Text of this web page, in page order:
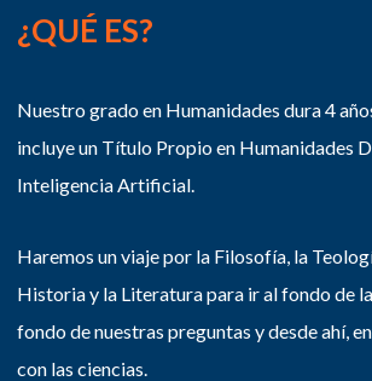
¿QUÉ ES?
Nuestro grado en Humanidades dura 4
incluye un Título Propio en Humanidades
Inteligencia Artificial.
Haremos un viaje por la Filosofía, la
Historia y la Literatura para ir al fondo de
fondo de nuestras preguntas y desde ahí,
con las ciencias.